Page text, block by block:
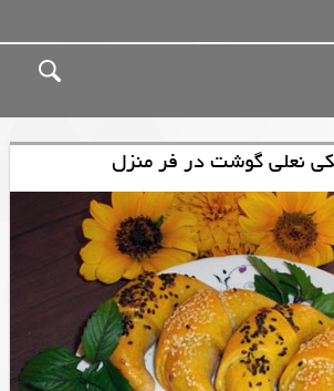
نعلی گوشت در فر منزل